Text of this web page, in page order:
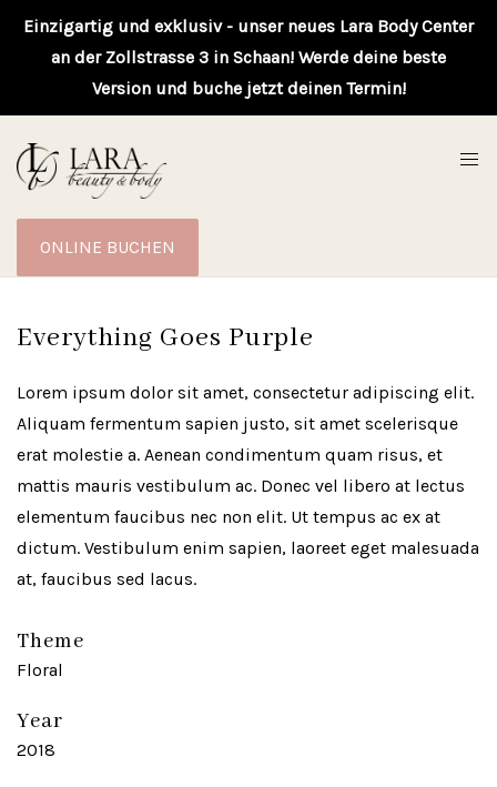
Einzigartig und exklusiv - unser neues Lara Body Center
an der Zollstrasse 3 in Schaan! Werde deine beste
Version und buche jetzt deinen Termin!
ONLINE BUCHEN
Everything Goes Purple
Lorem ipsum dolor sit amet, consectetur adipiscing elit.
Aliquam fermentum sapien justo, sit amet scelerisque
erat molestie a. Aenean condimentum quam risus, et
mattis mauris vestibulum ac. Donec vel libero at lectus
elementum faucibus nec non elit. Ut tempus ac ex at
dictum. Vestibulum enim sapien, laoreet eget malesuada
at, faucibus sed lacus.
Theme
Floral
Year
2018